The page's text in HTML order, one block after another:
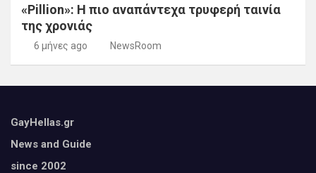
«Pillion»: Η πιο αναπάντεχα τρυφερή ταινία
της χρονιάς
6 μήνες ago NewsRoom
GayHellas.gr
News and Guide
since 2002